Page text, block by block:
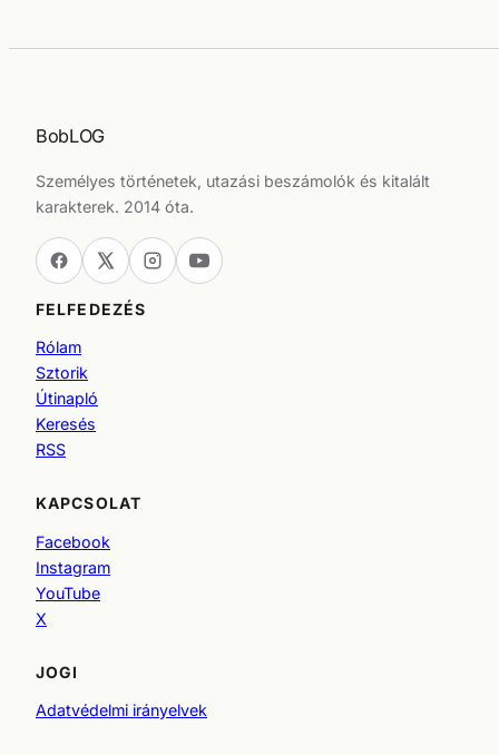
BobLOG
Személyes történetek, utazási beszámolók és kitalált
karakterek. 2014 óta.
FELFEDEZÉS
Rólam
Sztorik
Útinapló
Keresés
RSS
KAPCSOLAT
Facebook
Instagram
YouTube
X
JOGI
Adatvédelmi irányelvek